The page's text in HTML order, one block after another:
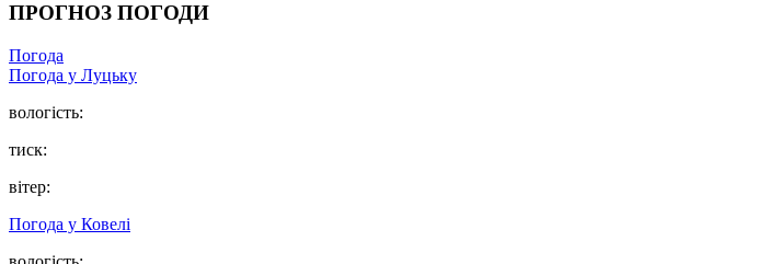
ПРОГНОЗ ПОГОДИ
Погода
Погода у Луцьку
вологість:
тиск:
вітер:
Погода у Ковелі